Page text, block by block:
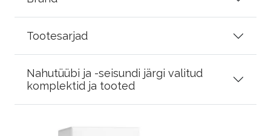
Tootesarjad
Nahutüübi ja -seisundi järgi valitud
komplektid ja tooted